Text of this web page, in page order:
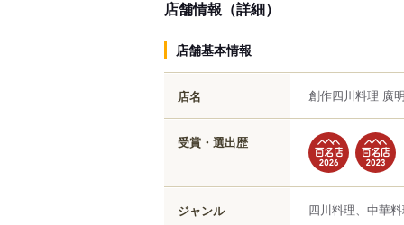
店舗情報（詳細）
店舗基本情報
店名 創作四川料理 廣明
受賞・選出歴
ジャンル 四川料理、中華